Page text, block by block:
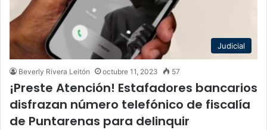
Judicial
Beverly Rivera Leitón octubre 11, 2023 57
¡Preste Atención! Estafadores bancarios
disfrazan número telefónico de fiscalía
de Puntarenas para delinquir